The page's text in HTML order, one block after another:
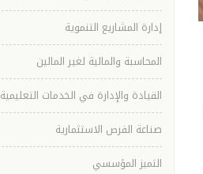
إدارة المشاريع التنموية
المحاسبة والمالية لغير المالين
القيادة والإدارة في الخدمات التعليمية
صناعة الفرص الاستثمارية
التميز المؤسسي